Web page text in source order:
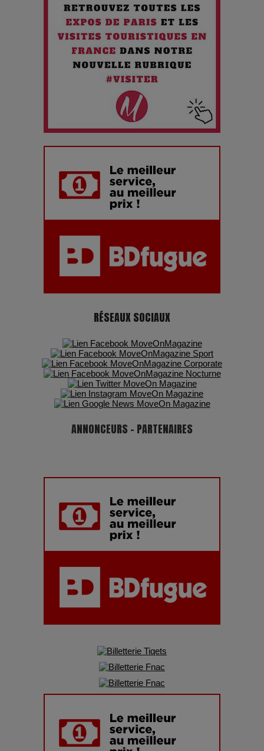
Maïra Kerey, la “voix d’or du Kazakhstan”, célèbre ses 30
ans de carrière à la Salle Gaveau
Les dessous de la fast fashion : un désastre écologique en
7 Techniques Secrètes des Photographes de Stars
Adieu Jean-Pat : rire au bord du précipice
Pharaonic Festival 2025 : 10 ans d’électro sous les
montagnes, une fête à ne pas manquer
RÉSEAUX SOCIAUX
ANNONCEURS - PARTENAIRES